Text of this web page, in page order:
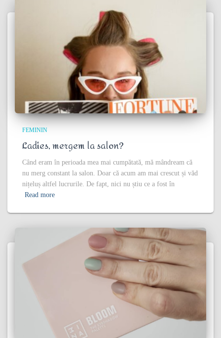
FEMININ
Ladies, mergem la salon?
Când eram în perioada mea mai cumpătată, mă mândream că
nu merg constant la salon. Doar că acum am mai crescut și văd
nițeluș altfel lucrurile. De fapt, nici nu știu ce a fost în
Read more